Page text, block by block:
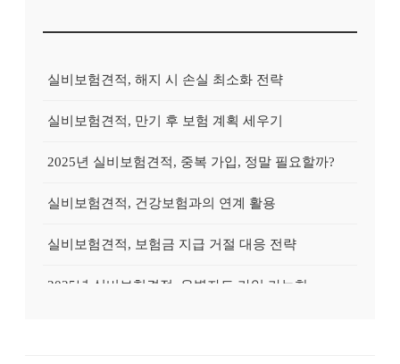
실비보험견적, 해지 시 손실 최소화 전략
실비보험견적, 만기 후 보험 계획 세우기
2025년 실비보험견적, 중복 가입, 정말 필요할까?
실비보험견적, 건강보험과의 연계 활용
실비보험견적, 보험금 지급 거절 대응 전략